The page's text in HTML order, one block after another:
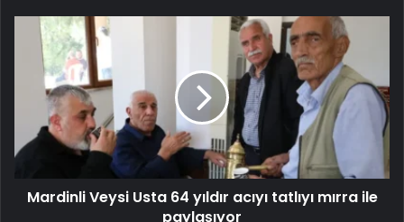
Mardinli Veysi Usta 64 yıldır acıyı tatlıyı mırra ile
paylaşıyor